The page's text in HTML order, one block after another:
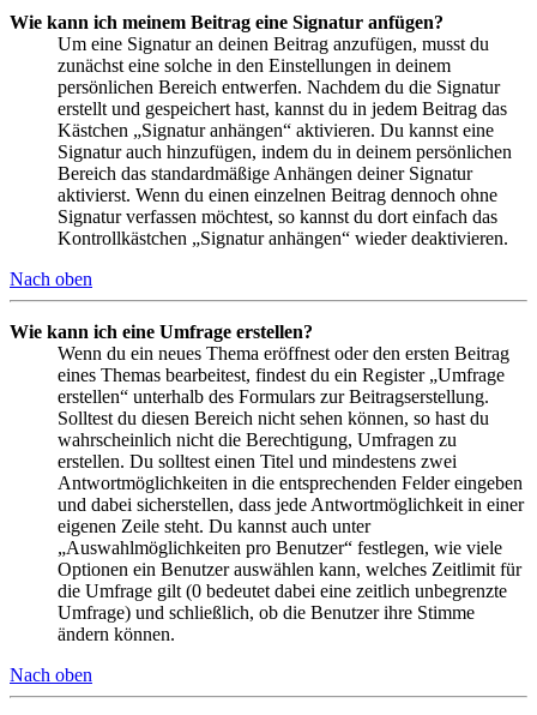
Wie kann ich meinem Beitrag eine Signatur anfügen?
Um eine Signatur an deinen Beitrag anzufügen, musst du
zunächst eine solche in den Einstellungen in deinem
persönlichen Bereich entwerfen. Nachdem du die Signatur
erstellt und gespeichert hast, kannst du in jedem Beitrag das
Kästchen „Signatur anhängen“ aktivieren. Du kannst eine
Signatur auch hinzufügen, indem du in deinem persönlichen
Bereich das standardmäßige Anhängen deiner Signatur
aktivierst. Wenn du einen einzelnen Beitrag dennoch ohne
Signatur verfassen möchtest, so kannst du dort einfach das
Kontrollkästchen „Signatur anhängen“ wieder deaktivieren.
Nach oben
Wie kann ich eine Umfrage erstellen?
Wenn du ein neues Thema eröffnest oder den ersten Beitrag
eines Themas bearbeitest, findest du ein Register „Umfrage
erstellen“ unterhalb des Formulars zur Beitragserstellung.
Solltest du diesen Bereich nicht sehen können, so hast du
wahrscheinlich nicht die Berechtigung, Umfragen zu
erstellen. Du solltest einen Titel und mindestens zwei
Antwortmöglichkeiten in die entsprechenden Felder eingeben
und dabei sicherstellen, dass jede Antwortmöglichkeit in einer
eigenen Zeile steht. Du kannst auch unter
„Auswahlmöglichkeiten pro Benutzer“ festlegen, wie viele
Optionen ein Benutzer auswählen kann, welches Zeitlimit für
die Umfrage gilt (0 bedeutet dabei eine zeitlich unbegrenzte
Umfrage) und schließlich, ob die Benutzer ihre Stimme
ändern können.
Nach oben